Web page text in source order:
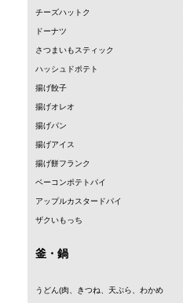
チーズハットク
ドーナツ
さつまいもスティック
ハッシュドポテト
揚げ餃子
揚げオレオ
揚げパン
揚げアイス
揚げ餅フランク
ベーコンポテトパイ
アップルカスタードパイ
ザクいもっち
釜・鍋
うどん(肉、きつね、天ぷら、わかめ